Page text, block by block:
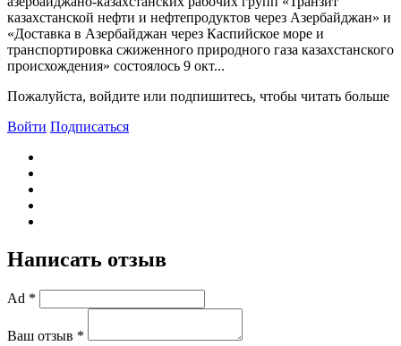
казахстанской нефти и нефтепродуктов через Азербайджан» и
«Доставка в Азербайджан через Каспийское море и
транспортировка сжиженного природного газа казахстанского
происхождения» состоялось 9 окт...
Пожалуйста, войдите или подпишитесь, чтобы читать больше
Войти Подписаться
Написать отзыв
Ad *
Ваш отзыв *